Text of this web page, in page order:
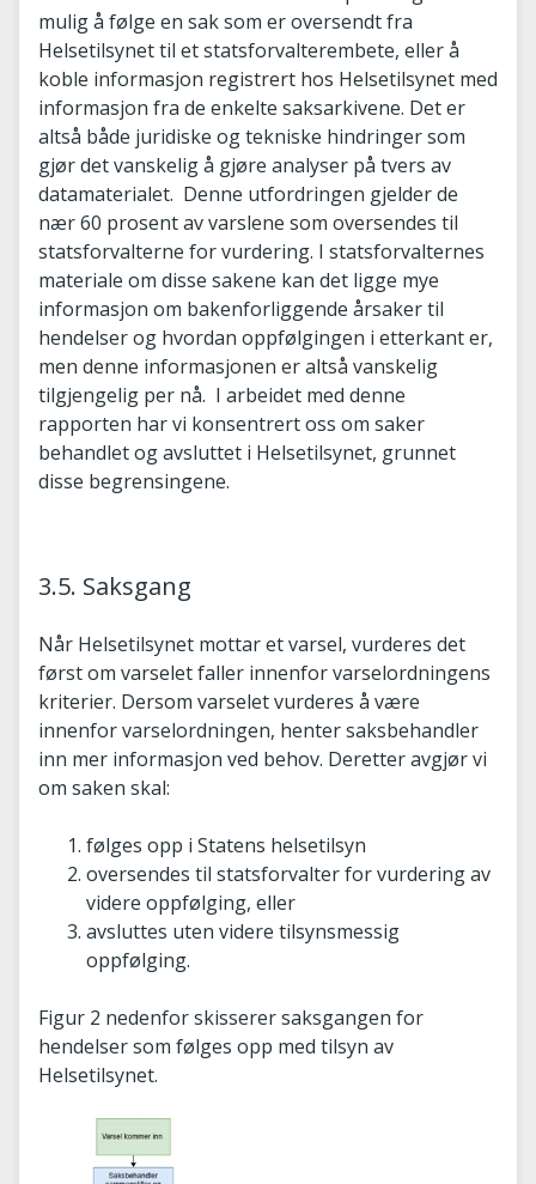
mulig å følge en sak som er oversendt fra
Helsetilsynet til et statsforvalterembete, eller å
koble informasjon registrert hos Helsetilsynet med
informasjon fra de enkelte saksarkivene. Det er
altså både juridiske og tekniske hindringer som
gjør det vanskelig å gjøre analyser på tvers av
datamaterialet. Denne utfordringen gjelder de
nær 60 prosent av varslene som oversendes til
statsforvalterne for vurdering. I statsforvalternes
materiale om disse sakene kan det ligge mye
informasjon om bakenforliggende årsaker til
hendelser og hvordan oppfølgingen i etterkant er,
men denne informasjonen er altså vanskelig
tilgjengelig per nå. I arbeidet med denne
rapporten har vi konsentrert oss om saker
behandlet og avsluttet i Helsetilsynet, grunnet
disse begrensingene.
3.5. Saksgang
Når Helsetilsynet mottar et varsel, vurderes det
først om varselet faller innenfor varselordningens
kriterier. Dersom varselet vurderes å være
innenfor varselordningen, henter saksbehandler
inn mer informasjon ved behov. Deretter avgjør vi
om saken skal:
følges opp i Statens helsetilsyn
oversendes til statsforvalter for vurdering av
videre oppfølging, eller
avsluttes uten videre tilsynsmessig
oppfølging.
Figur 2 nedenfor skisserer saksgangen for
hendelser som følges opp med tilsyn av
Helsetilsynet.